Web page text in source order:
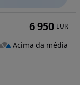
6 950 EUR
Acima da média